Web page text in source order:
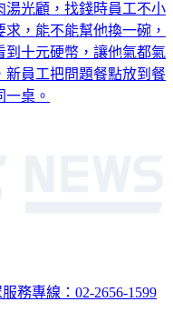
湯光顧，找錢時員工不小
，能不能幫他換一碗，
到十元硬幣，讓他氣都氣
新員工把問題餐點放到餐
桌。
務專線：02-2656-1599